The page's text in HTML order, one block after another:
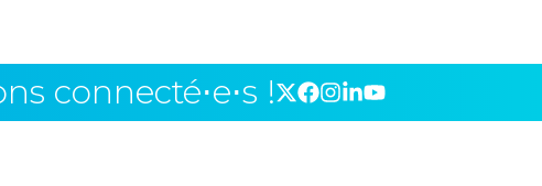
connecté⋅e⋅s !